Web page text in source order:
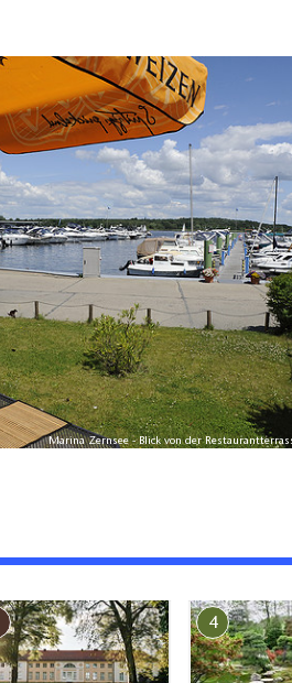
Marina Zernsee - Blick von der
4